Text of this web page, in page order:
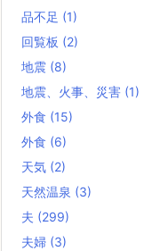
品不足 (1)
回覧板 (2)
地震 (8)
地震、火事、災害 (1)
外食 (15)
外食 (6)
天気 (2)
天然温泉 (3)
夫 (299)
夫婦 (3)